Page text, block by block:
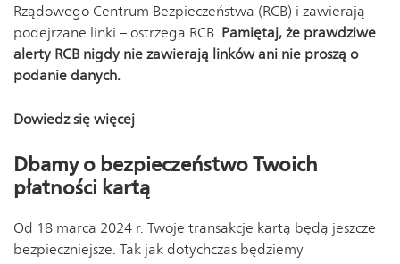
Rządowego Centrum Bezpieczeństwa (RCB) i zawierają
podejrzane linki – ostrzega RCB. Pamiętaj, że prawdziwe
alerty RCB nigdy nie zawierają linków ani nie proszą o
podanie danych.
Dowiedz się więcej
Dbamy o bezpieczeństwo Twoich
płatności kartą
Od 18 marca 2024 r. Twoje transakcje kartą będą jeszcze
bezpieczniejsze. Tak jak dotychczas będziemy